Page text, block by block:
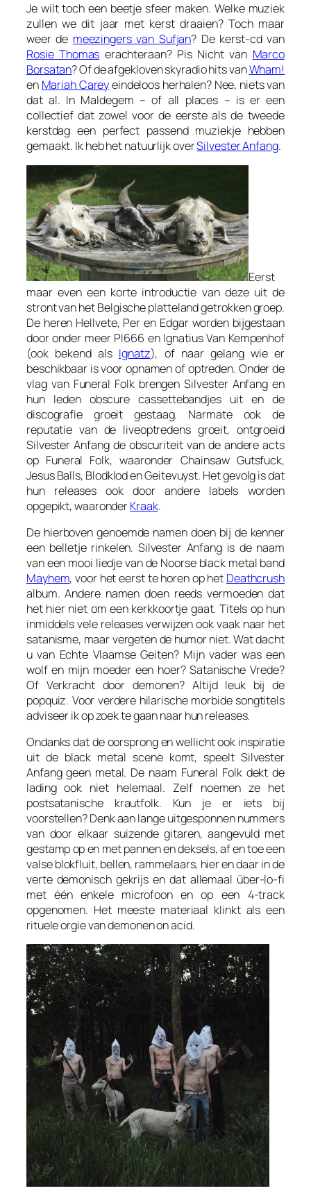
Je wilt toch een beetje sfeer maken. Welke muziek
zullen we dit jaar met kerst draaien? Toch maar
weer de meezingers van Sufjan? De kerst-cd van
Rosie Thomas erachteraan? Pis Nichtvan Marco
Borsatan? Of de afgekloven skyradio hits vanWham!
en Mariah Careyeindeloos herhalen? Nee, niets van
dat al. In Maldegem – of all places – is er een
collectief dat zowel voor de eerste als de tweede
kerstdag een perfect passend muziekje hebben
gemaakt. Ik heb het natuurlijk overSilvester Anfang.
Eerst
maar even een korte introductie van deze uit de
stront van het Belgische platteland getrokken groep.
De heren Hellvete, Per en Edgar worden bijgestaan
door onder meer PI666 en Ignatius Van Kempenhof
(ook bekend als Ignatz), of naar gelang wie er
beschikbaar is voor opnamen of optreden. Onder de
vlag van Funeral Folkbrengen Silvester Anfang en
hun leden obscure cassettebandjes uit en de
discografie groeit gestaag. Narmate ook de
reputatie van de liveoptredens groeit, ontgroeid
Silvester Anfang de obscuriteit van de andere acts
op Funeral Folk, waaronder Chainsaw Gutsfuck,
Jesus Balls, Blodklod en Geitevuyst. Het gevolg is dat
hun releases ook door andere labels worden
opgepikt, waaronderKraak.
De hierboven genoemde namen doen bij de kenner
een belletje rinkelen. Silvester Anfangis de naam
van een mooi liedje van de Noorse black metal band
Mayhem, voor het eerst te horen op het Deathcrush
album. Andere namen doen reeds vermoeden dat
het hier niet om een kerkkoortje gaat. Titels op hun
inmiddels vele releases verwijzen ook vaak naar het
satanisme, maar vergeten de humor niet. Wat dacht
u van Echte Vlaamse Geiten? Mijn vader was een
wolf en mijn moeder een hoer?Satanische Vrede?
Of Verkracht door demonen? Altijd leuk bij de
popquiz. Voor verdere hilarische morbide songtitels
adviseer ik op zoek te gaan naar hun releases.
Ondanks dat de oorsprong en wellicht ook inspiratie
uit de black metal scene komt, speelt Silvester
Anfang geen metal. De naam Funeral Folkdekt de
lading ook niet helemaal. Zelf noemen ze het
postsatanische krautfolk. Kun je er iets bij
voorstellen? Denk aan lange uitgesponnen nummers
van door elkaar suizende gitaren, aangevuld met
gestamp op en met pannen en deksels, af en toe een
valse blokfluit, bellen, rammelaars, hier en daar in de
verte demonisch gekrijs en dat allemaal über-lo-fi
met één enkele microfoon en op een 4-track
opgenomen. Het meeste materiaal klinkt als een
rituele orgie van demonenon acid.